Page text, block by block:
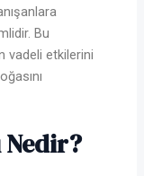
Bu
vadeli etkilerini
Nedir?